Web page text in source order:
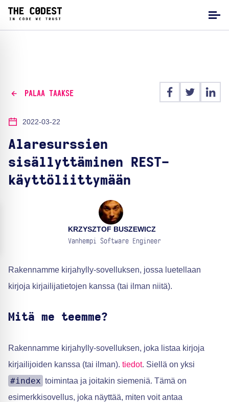
PALAA TAAKSE
2022-03-22
Alaresurssien
sisällyttäminen REST-
käyttöliittymään
KRZYSZTOF BUSZEWICZ
Vanhempi Software Engineer
Rakennamme kirjahylly-sovelluksen, jossa luetellaan
kirjoja kirjailijatietojen kanssa (tai ilman niitä).
Mitä me teemme?
Rakennamme kirjahylly-sovelluksen, joka listaa kirjoja
kirjailijoiden kanssa (tai ilman). tiedot. Siellä on yksi
#index toimintaa ja joitakin siemeniä. Tämä on
esimerkkisovellus, joka näyttää, miten voit antaa